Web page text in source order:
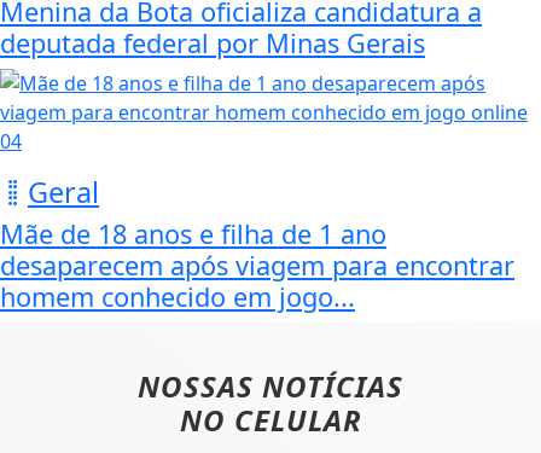
Menina da Bota oficializa candidatura a
deputada federal por Minas Gerais
04
Geral
Mãe de 18 anos e filha de 1 ano
desaparecem após viagem para encontrar
homem conhecido em jogo...
NOSSAS NOTÍCIAS
NO CELULAR